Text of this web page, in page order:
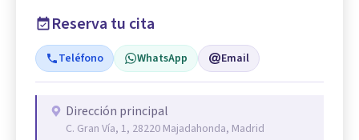
Reserva tu cita
Teléfono WhatsApp Email
Dirección principal
C. Gran Vía, 1, 28220 Majadahonda, Madrid